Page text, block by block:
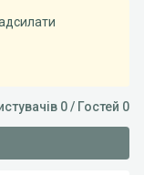
0 / Гостей 0